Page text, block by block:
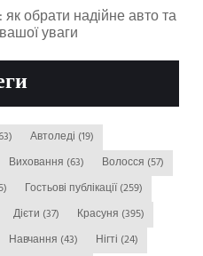
обрати надійне авто та
уваги
Автоледі (19)
Виховання (63) Волосся (57)
Гостьові публікації(259)
Дієти (37) Красуня (395)
Навчання (43) Нігті (24)